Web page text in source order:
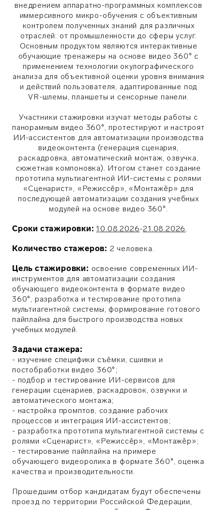
внедрением аппаратно-программных комплексов
иммерсивного микро-обучения с объективным
контролем полученных знаний для различных
отраслей: от промышленности до сферы услуг.
Основным продуктом являются интерактивные
обучающие тренажеры на основе видео 360° с
применением технологии окулографического
анализа для объективной оценки уровня внимания
и действий пользователя, адаптированные под
VR-шлемы, планшеты и сенсорные панели.
Участники стажировки изучат методы работы с
панорамным видео 360°, протестируют и настроят
ИИ-ассистентов для автоматизации производства
видеоконтента (генерация сценария,
раскадровка, автоматический монтаж, озвучка,
сюжетная компоновка). Итогом станет создание
прототипа мультиагентной ИИ-системы с ролями
«Сценарист», «Режиссёр», «Монтажёр» для
последующей автоматизации создания учебных
модулей на основе видео 360°.
Сроки стажировки: 10.08.2026-21.08.2026.
Количество стажеров: 2 человека.
Цель стажировки: освоение современных ИИ-
инструментов для автоматизации создания
обучающего видеоконтента в формате видео
360°, разработка и тестирование прототипа
мультиагентной системы, формирование готового
пайплайна для быстрого производства новых
учебных модулей.
Задачи стажера:
- изучение специфики съёмки, сшивки и
постобработки видео 360°;
- подбор и тестирование ИИ-сервисов для
генерации сценариев, раскадровок, озвучки и
автоматического монтажа;
- настройка промптов, создание рабочих
процессов и интеграция ИИ-ассистентов;
- разработка прототипа мультиагентной системы с
ролями «Сценарист», «Режиссёр», «Монтажёр»;
- тестирование пайплайна на примере
обучающего видеоролика в формате 360°, оценка
качества и производительности.
Прошедшим отбор кандидатам будут обеспечены
проезд по территории Российской Федерации,